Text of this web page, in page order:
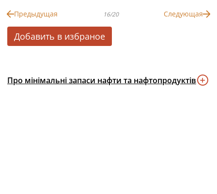
Предыдущая 16/20 Следующая
Добавить в избраное
Про мінімальні запаси нафти та нафтопродуктів